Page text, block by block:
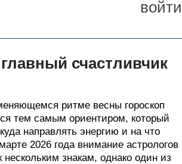
войти
счастливчик
ритме весны гороскоп
тем самым ориентиром, который
направлять энергию и на что
2026 года внимание астрологов
нескольким знакам, однако один из